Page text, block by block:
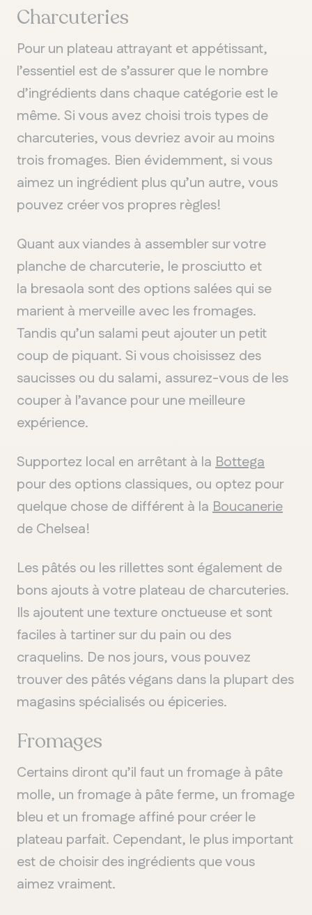
QUÉBEC
Chelsea
Charcuteries
Pour un plateau attrayant et appétissant,
l’essentiel est de s’assurer que le nombre
d’ingrédients dans chaque catégorie est le
même. Si vous avez choisi trois types de
charcuteries, vous devriez avoir au moins
trois fromages. Bien évidemment, si vous
aimez un ingrédient plus qu’un autre, vous
pouvez créer vos propres règles!
Quant aux viandes à assembler sur votre
planche de charcuterie, le prosciutto et
la bresaola sont des options salées qui se
marient à merveille avec les fromages.
Tandis qu’un salami peut ajouter un petit
coup de piquant. Si vous choisissez des
saucisses ou du salami, assurez-vous de les
couper à l’avance pour une meilleure
expérience.
Supportez local en arrêtant à la Bottega
pour des options classiques, ou optez pour
quelque chose de différent à la Boucanerie
de Chelsea!
Les pâtés ou les rillettes sont également de
bons ajouts à votre plateau de charcuteries.
Ils ajoutent une texture onctueuse et sont
faciles à tartiner sur du pain ou des
craquelins. De nos jours, vous pouvez
trouver des pâtés végans dans la plupart des
magasins spécialisés ou épiceries.
Fromages
Certains diront qu’il faut un fromage à pâte
molle, un fromage à pâte ferme, un fromage
bleu et un fromage affiné pour créer le
plateau parfait. Cependant, le plus important
est de choisir des ingrédients que vous
aimez vraiment.